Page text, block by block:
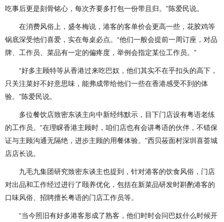
吃事后更是刻骨铭心，每次齐要多打包一份带且归。”陈爱民说。
在消费风俗上，盛冬梅说，港客的客单价会更高一些，花胶鸡等
锅底深受他们喜爱，实在每桌必点。“他们一般会提前一周订座，对品
牌、工作员、菜品有一定的偏疼度，举例会指定某位工作员。”
“好多主顾特等从香港过来吃巴奴，他们其实不在乎扣头的高下，
只关注菜好不好意思味，能弗成带给他们一些在香港感受不到的体
验。”陈爱民说。
多位餐饮店致密东谈主向中新经纬默示，目下门店设有粤语老练
的工作员。“在理睬香港主顾时，咱们店也有会讲粤语的伙伴，不错保
证与主顾沟通无隔绝，进步主顾的用餐体验。”西贝莜面村深圳喜荟城
店店长说。
九毛九集团研究致密东谈主也提到，针对港客的饮食风俗，门店
对出品和工作经过进行了颐养优化，包括在新菜品研发时斟酌港客的
口味风俗、招聘擅长粤语的门店工作员等。
“当今照旧有好多港客形成了熟客，他们时时会问巴奴什么时候开